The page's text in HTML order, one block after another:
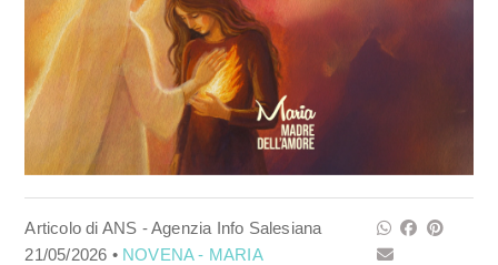
Articolo di ANS - Agenzia Info Salesiana
21/05/2026 • NOVENA - MARIA